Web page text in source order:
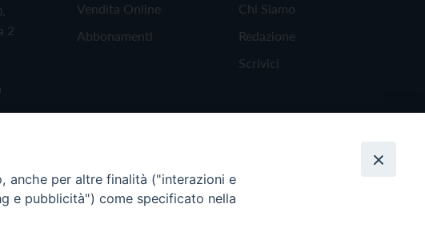
2
Vendita Online
Abbonamenti
Chi Siamo
Redazione
Scrivici
anche per altre finalità ("interazioni e
e pubblicità") come specificato nella